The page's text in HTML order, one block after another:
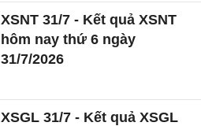
XSNT 31/7 - Kết quả XSNT
hôm nay thứ 6 ngày
31/7/2026
XSGL 31/7 - Kết quả XSGL